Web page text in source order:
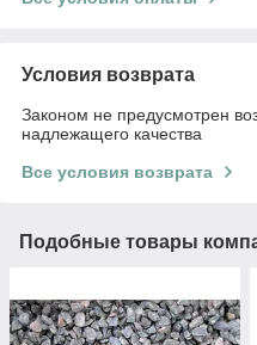
Условия возврата
Законом не предусмотрен
надлежащего качества
Все условия возврата
Подобные товары